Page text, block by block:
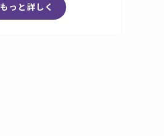
もっと詳しく